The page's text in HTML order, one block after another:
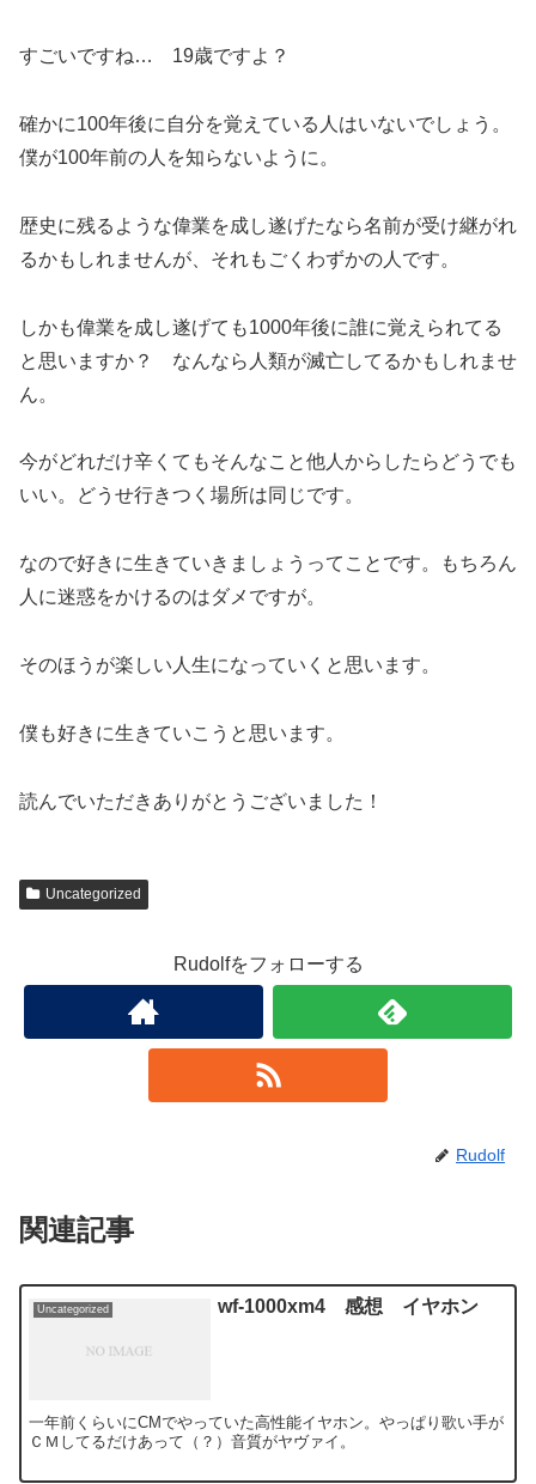
すごいですね… 19歳ですよ？
確かに100年後に自分を覚えている人はいないでしょう。
僕が100年前の人を知らないように。
歴史に残るような偉業を成し遂げたなら名前が受け継がれ
るかもしれませんが、それもごくわずかの人です。
しかも偉業を成し遂げても1000年後に誰に覚えられてる
と思いますか？ なんなら人類が滅亡してるかもしれませ
ん。
今がどれだけ辛くてもそんなこと他人からしたらどうでも
いい。どうせ行きつく場所は同じです。
なので好きに生きていきましょうってことです。もちろん
人に迷惑をかけるのはダメですが。
そのほうが楽しい人生になっていくと思います。
僕も好きに生きていこうと思います。
読んでいただきありがとうございました！
Uncategorized
Rudolfをフォローする
Rudolf
関連記事
Uncategorized wf-1000xm4 感想 イヤホン
一年前くらいにCMでやっていた高性能イヤホン。やっぱり歌い手が
ＣＭしてるだけあって（？）音質がヤヴァイ。